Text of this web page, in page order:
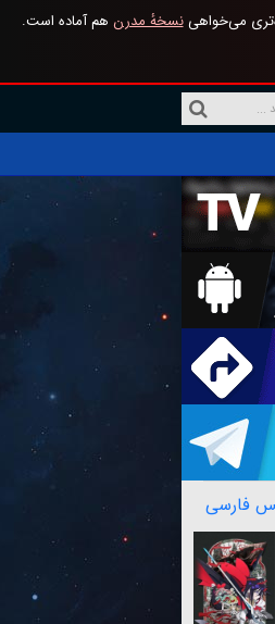
می‌خواهینسخهٔ مدرن هم آماده است.
فارسی